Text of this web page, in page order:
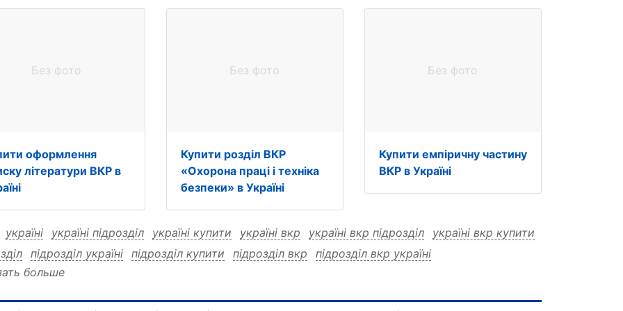
Без фото
оформлення
літератури ВКР в
Без фото
Купити розділ ВКР
«Охорона праці і техніка
безпеки» в Україні
Без фото
Купити емпіричну частину
ВКР в Україні
україні україні підрозділ україні купити україні вкр україні вкр підрозділ
україні вкр купити
підрозділ україні підрозділ купити підрозділ вкр
підрозділ вкр україні
вкр купити
больше